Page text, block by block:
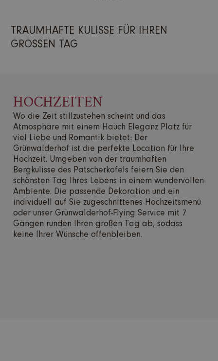
TRAUMHAFTE KULISSE FÜR IHREN
GROSSEN TAG
HOCHZEITEN
Wo die Zeit stillzustehen scheint und das
Atmosphäre mit einem Hauch Eleganz Platz für
viel Liebe und Romantik bietet: Der
Grünwalderhof ist die perfekte Location für Ihre
Hochzeit. Umgeben von der traumhaften
Bergkulisse des Patscherkofels feiern Sie den
schönsten Tag Ihres Lebens in einem wundervollen
Ambiente. Die passende Dekoration und ein
individuell auf Sie zugeschnittenes Hochzeitsmenü
oder unser Grünwalderhof-Flying Service mit 7
Gängen runden Ihren großen Tag ab, sodass
keine Ihrer Wünsche offenbleiben.